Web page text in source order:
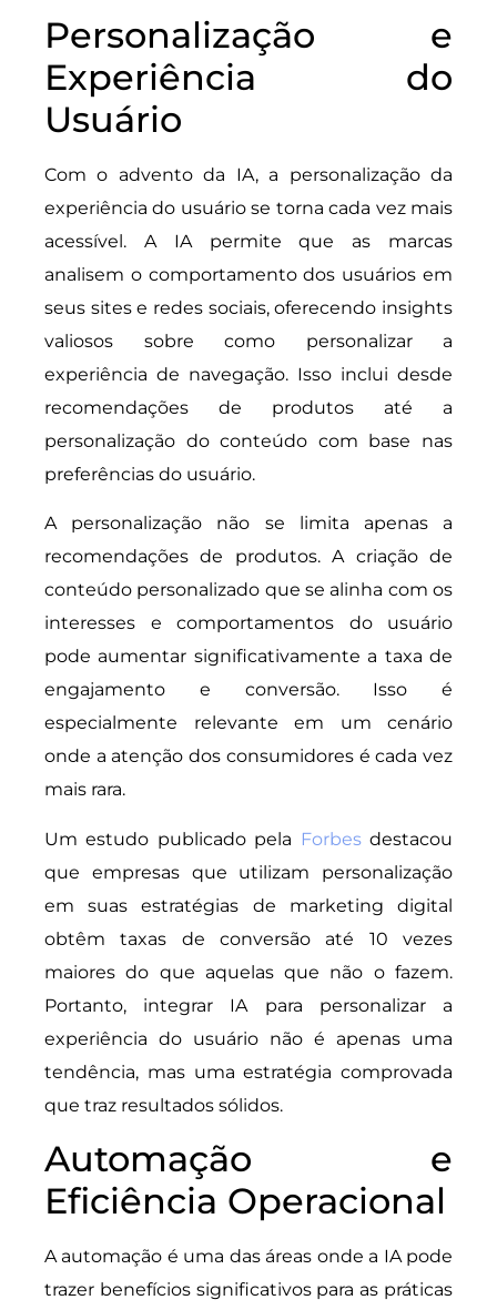
Personalização e
Experiência do
Usuário
Com o advento da IA, a personalização da
experiência do usuário se torna cada vez mais
acessível. A IA permite que as marcas
analisem o comportamento dos usuários em
seus sites e redes sociais, oferecendo insights
valiosos sobre como personalizar a
experiência de navegação. Isso inclui desde
recomendações de produtos até a
personalização do conteúdo com base nas
preferências do usuário.
A personalização não se limita apenas a
recomendações de produtos. A criação de
conteúdo personalizado que se alinha com os
interesses e comportamentos do usuário
pode aumentar significativamente a taxa de
engajamento e conversão. Isso é
especialmente relevante em um cenário
onde a atenção dos consumidores é cada vez
mais rara.
Um estudo publicado pela Forbesdestacou
que empresas que utilizam personalização
em suas estratégias de marketing digital
obtêm taxas de conversão até 10 vezes
maiores do que aquelas que não o fazem.
Portanto, integrar IA para personalizar a
experiência do usuário não é apenas uma
tendência, mas uma estratégia comprovada
que traz resultados sólidos.
Automação e
Eficiência Operacional
A automação é uma das áreas onde a IA pode
trazer benefícios significativos para as práticas